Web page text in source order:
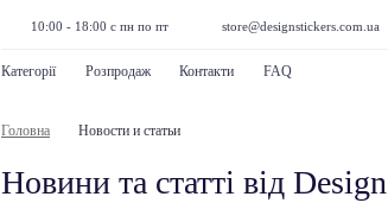
10:00 - 18:00 с пн по пт store@designstickers.com.ua
Категорії Розпродаж Контакти FAQ
Головна Новости и статьи
Новини та статті від